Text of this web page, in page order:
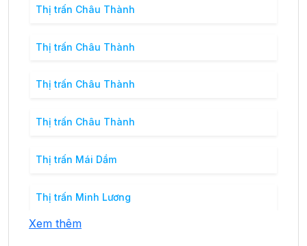
Thị trấn Châu Thành
Thị trấn Châu Thành
Thị trấn Châu Thành
Thị trấn Châu Thành
Thị trấn Mái Dầm
Thị trấn Minh Lương
Xem thêm